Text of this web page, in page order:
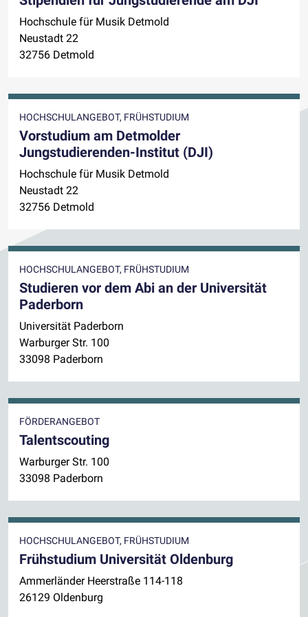
Hochschule für Musik Detmold
Neustadt 22
32756 Detmold
HOCHSCHULANGEBOT, FRÜHSTUDIUM
Vorstudium am Detmolder
Jungstudierenden-Institut (DJI)
Hochschule für Musik Detmold
Neustadt 22
32756 Detmold
HOCHSCHULANGEBOT, FRÜHSTUDIUM
Studieren vor dem Abi an der Universität
Paderborn
Universität Paderborn
Warburger Str. 100
33098 Paderborn
FÖRDERANGEBOT
Talentscouting
Warburger Str. 100
33098 Paderborn
HOCHSCHULANGEBOT, FRÜHSTUDIUM
Frühstudium Universität Oldenburg
Ammerländer Heerstraße 114-118
26129 Oldenburg